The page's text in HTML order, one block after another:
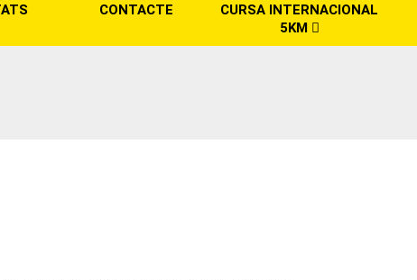
CONTACTE
CURSA INTERNACIONAL
5KM